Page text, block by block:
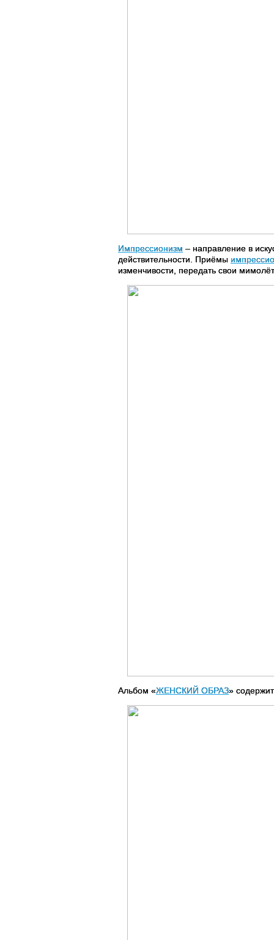
Импрессионизм – направление в
действительности. Приёмы
изменчивости, передать свои
Альбом «ЖЕНСКИЙ ОБРАЗ»